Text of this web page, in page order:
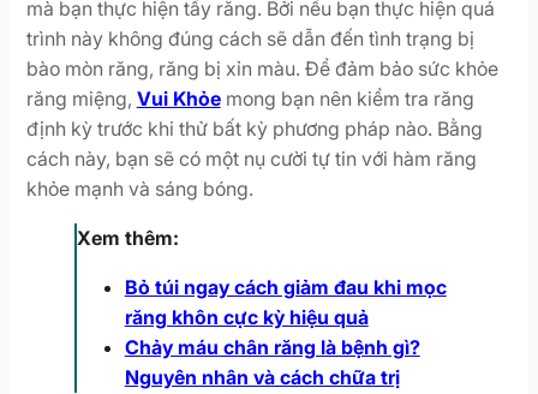
mà bạn thực hiện tẩy răng. Bởi nếu bạn thực hiện quá
trình này không đúng cách sẽ dẫn đến tình trạng bị
bào mòn răng, răng bị xỉn màu. Để đảm bảo sức khỏe
răng miệng, Vui Khỏemong bạn nên kiểm tra răng
định kỳ trước khi thử bất kỳ phương pháp nào. Bằng
cách này, bạn sẽ có một nụ cười tự tin với hàm răng
khỏe mạnh và sáng bóng.
Xem thêm:
Bỏ túi ngay cách giảm đau khi mọc
răng khôn cực kỳ hiệu quả
Chảy máu chân răng là bệnh gì?
Nguyên nhân và cách chữa trị